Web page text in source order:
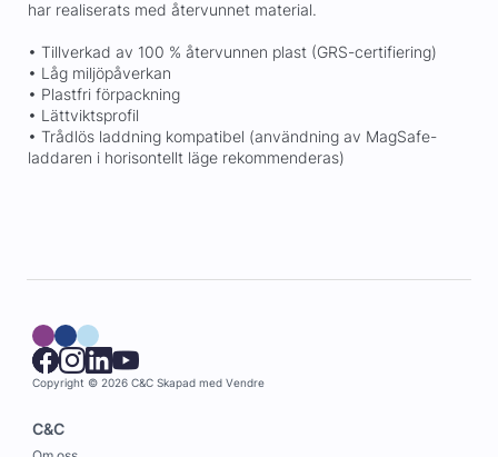
har realiserats med återvunnet material.
• Tillverkad av 100 % återvunnen plast (GRS-certifiering)
• Låg miljöpåverkan
• Plastfri förpackning
• Lättviktsprofil
• Trådlös laddning kompatibel (användning av MagSafe-
laddaren i horisontellt läge rekommenderas)
Copyright © 2026 C&C Skapad med Vendre
C&C